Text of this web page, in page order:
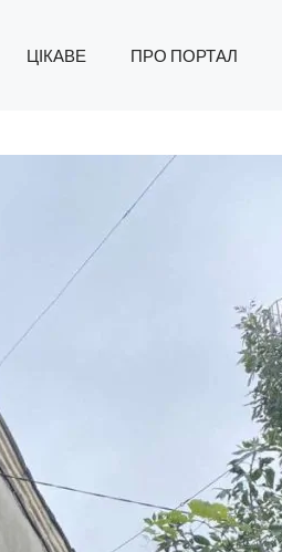
ЦІКАВЕ ПРО ПОРТАЛ